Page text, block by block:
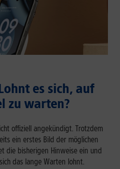
es sich, auf
zu warten?
offiziell angekündigt. Trotzdem
ein erstes Bild der möglichen
die bisherigen Hinweise ein und
das lange Warten lohnt.